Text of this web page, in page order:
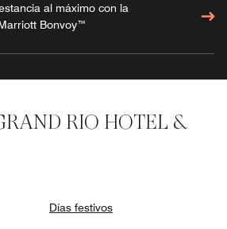
al máximo con la
Bonvoy™
RIO HOTEL &
Días festivos